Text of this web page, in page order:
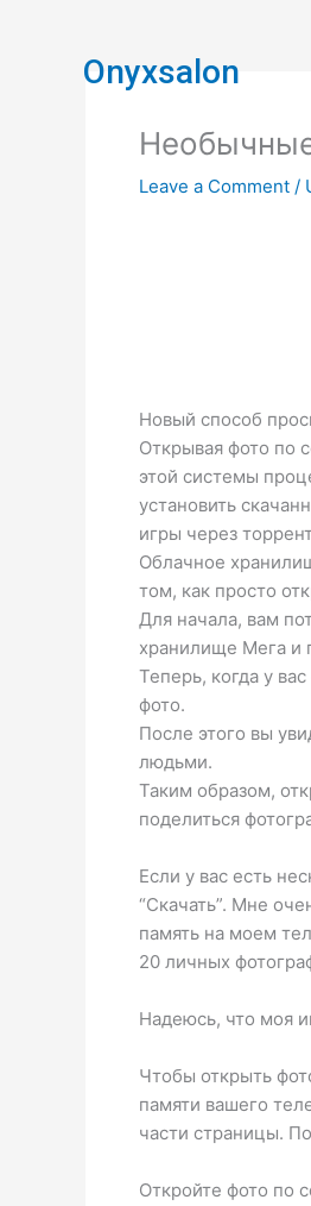
Onyxsalon
Leave a Comment /
Новый способ
Открывая фото по
этой системы
установить
игры через
Облачное
том, как просто
Для начала, вам
хранилище Мега и
Теперь, когда у
фото.
После этого вы
людьми.
Таким образом,
поделиться
Если у вас есть
“Скачать”. Мне
память на моем
20 личных
Надеюсь, что моя
Чтобы открыть
памяти вашего
части страницы.
Откройте фото по